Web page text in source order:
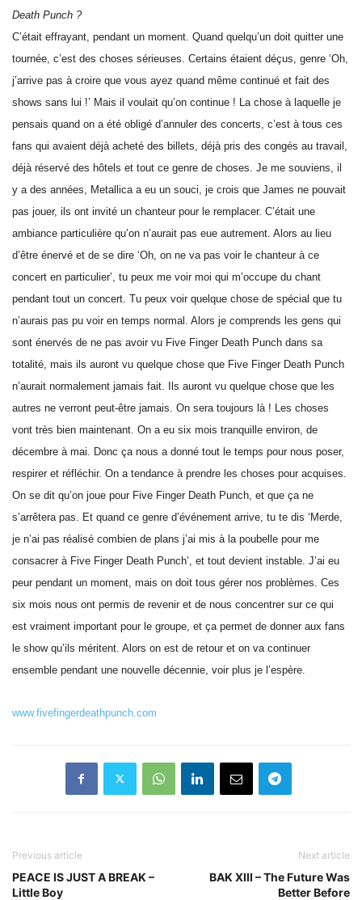
Death Punch ?
C’était effrayant, pendant un moment. Quand quelqu’un doit quitter une
tournée, c’est des choses sérieuses. Certains étaient déçus, genre ‘Oh,
j’arrive pas à croire que vous ayez quand même continué et fait des
shows sans lui !’ Mais il voulait qu’on continue ! La chose à laquelle je
pensais quand on a été obligé d’annuler des concerts, c’est à tous ces
fans qui avaient déjà acheté des billets, déjà pris des congés au travail,
déjà réservé des hôtels et tout ce genre de choses. Je me souviens, il
y a des années, Metallica a eu un souci, je crois que James ne pouvait
pas jouer, ils ont invité un chanteur pour le remplacer. C’était une
ambiance particulière qu’on n’aurait pas eue autrement. Alors au lieu
d’être énervé et de se dire ‘Oh, on ne va pas voir le chanteur à ce
concert en particulier’, tu peux me voir moi qui m’occupe du chant
pendant tout un concert. Tu peux voir quelque chose de spécial que tu
n’aurais pas pu voir en temps normal. Alors je comprends les gens qui
sont énervés de ne pas avoir vu Five Finger Death Punch dans sa
totalité, mais ils auront vu quelque chose que Five Finger Death Punch
n’aurait normalement jamais fait. Ils auront vu quelque chose que les
autres ne verront peut-être jamais. On sera toujours là ! Les choses
vont très bien maintenant. On a eu six mois tranquille environ, de
décembre à mai. Donc ça nous a donné tout le temps pour nous poser,
respirer et réfléchir. On a tendance à prendre les choses pour acquises.
On se dit qu’on joue pour Five Finger Death Punch, et que ça ne
s’arrêtera pas. Et quand ce genre d’événement arrive, tu te dis ‘Merde,
je n’ai pas réalisé combien de plans j’ai mis à la poubelle pour me
consacrer à Five Finger Death Punch’, et tout devient instable. J’ai eu
peur pendant un moment, mais on doit tous gérer nos problèmes. Ces
six mois nous ont permis de revenir et de nous concentrer sur ce qui
est vraiment important pour le groupe, et ça permet de donner aux fans
le show qu’ils méritent. Alors on est de retour et on va continuer
ensemble pendant une nouvelle décennie, voir plus je l’espère.
www.fivefingerdeathpunch.com
Previous article
PEACE IS JUST A BREAK –
Little Boy
Next article
BAK XIII – The Future Was
Better Before